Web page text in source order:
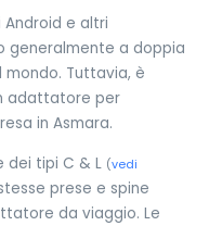
e altri
generalmente a doppia
mondo. Tuttavia, è
adattatore per
in Asmara.
dei tipi C & L (vedi
prese e spine
da viaggio. Le